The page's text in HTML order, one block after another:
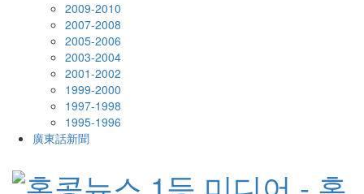
2009-2010
2007-2008
2005-2006
2003-2004
2001-2002
1999-2000
1997-1998
1995-1996
廣東話新聞